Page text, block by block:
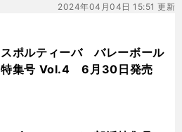
2024年04月04日 15:51 更新
スポルティーバ バレーボール
特集号 Vol.4 6月30日発売